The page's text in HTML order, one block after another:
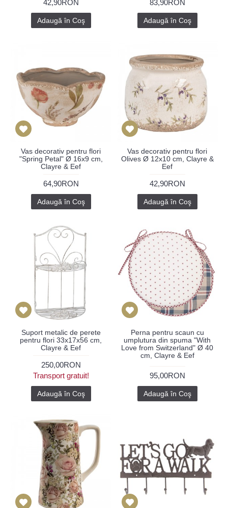
42,90RON
Adaugă în Coş
83,90RON
Adaugă în Coş
Vas decorativ pentru flori
"Spring Petal" Ø 16x9 cm,
Clayre & Eef
64,90RON
Adaugă în Coş
Vas decorativ pentru flori
Olives Ø 12x10 cm, Clayre &
Eef
42,90RON
Adaugă în Coş
Suport metalic de perete
pentru flori 33x17x56 cm,
Clayre & Eef
250,00RON
Transport gratuit!
Adaugă în Coş
Perna pentru scaun cu
umplutura din spuma "With
Love from Switzerland" Ø 40
cm, Clayre & Eef
95,00RON
Adaugă în Coş